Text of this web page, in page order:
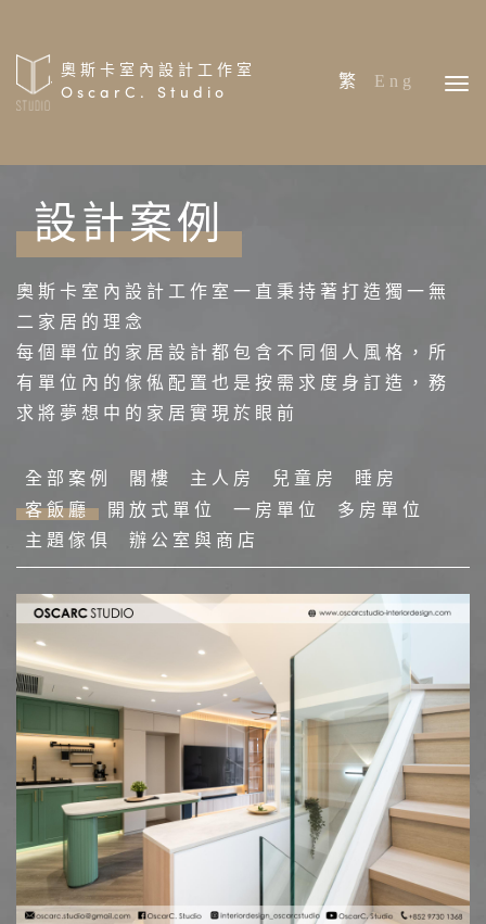
奧斯卡室內設計工作室
OscarC. Studio
繁 Eng
關於我們
預約報價
報價流程
設計案例
奧斯卡室內設計工作室一直秉持著打造獨一無
二家居的理念
每個單位的家居設計都包含不同個人風格，所
有單位內的傢俬配置也是按需求度身訂造，務
求將夢想中的家居實現於眼前
全部案例 閣樓 主人房 兒童房
睡房
客飯廳
開放式單位 一房單位
多房單位
主題傢俱
辦公室與商店